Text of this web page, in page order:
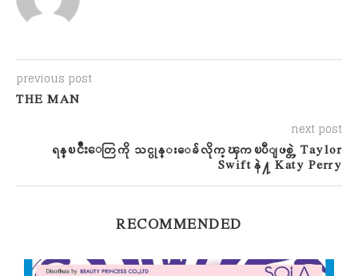
previous post
THE MAN
next post
ရန္ၿငိဳးေတြကို သင္ပုန္းေခ်လိုက္ၾကၿပီျဖစ္တဲ့ Taylor
Swift နဲ႔ Katy Perry
RECOMMENDED